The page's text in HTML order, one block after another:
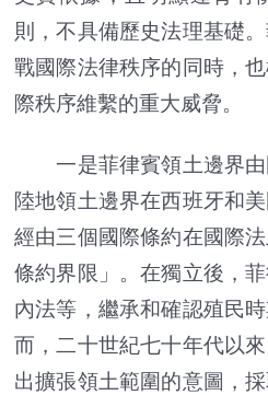
則，不具備歷史法理基礎
戰國際法律秩序的同時，
際秩序維繫的重大威脅。
一是菲律賓領土邊界由
陸地領土邊界在西班牙和
經由三個國際條約在國際
條約界限」。在獨立後，
內法等，繼承和確認殖民
而，二十世紀七十年代以
出擴張領土範圍的意圖，